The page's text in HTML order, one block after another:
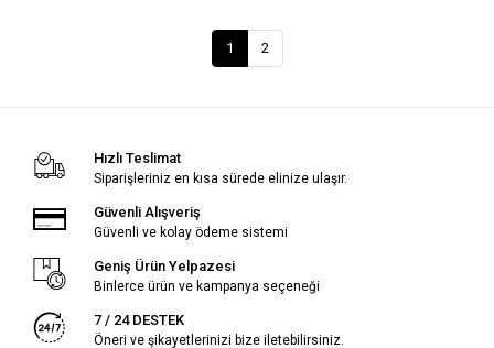
1 2
Hızlı Teslimat
Siparişleriniz en kısa sürede elinize ulaşır.
Güvenli Alışveriş
Güvenli ve kolay ödeme sistemi
Geniş Ürün Yelpazesi
Binlerce ürün ve kampanya seçeneği
7 / 24 DESTEK
Öneri ve şikayetlerinizi bize iletebilirsiniz.